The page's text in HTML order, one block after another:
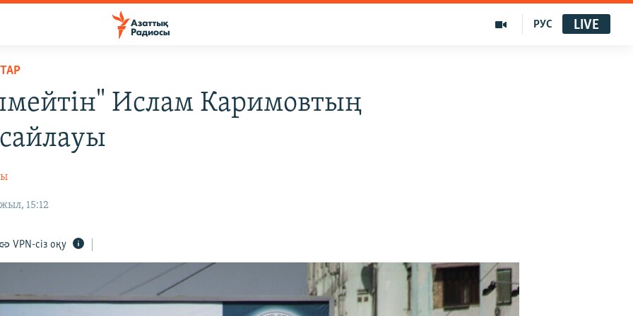
РУС LIVE
Ислам Каримовтың
15:12
VPN-сіз оқу